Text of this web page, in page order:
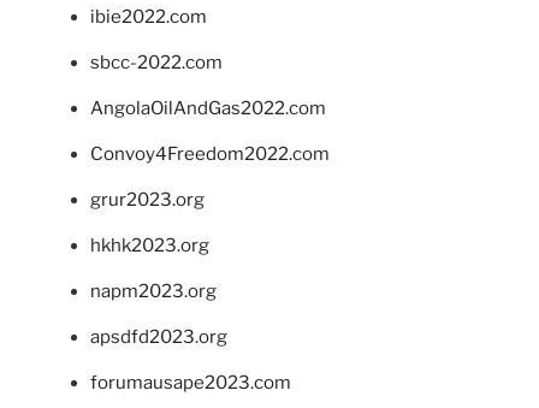
ibie2022.com
sbcc-2022.com
AngolaOilAndGas2022.com
Convoy4Freedom2022.com
grur2023.org
hkhk2023.org
napm2023.org
apsdfd2023.org
forumausape2023.com